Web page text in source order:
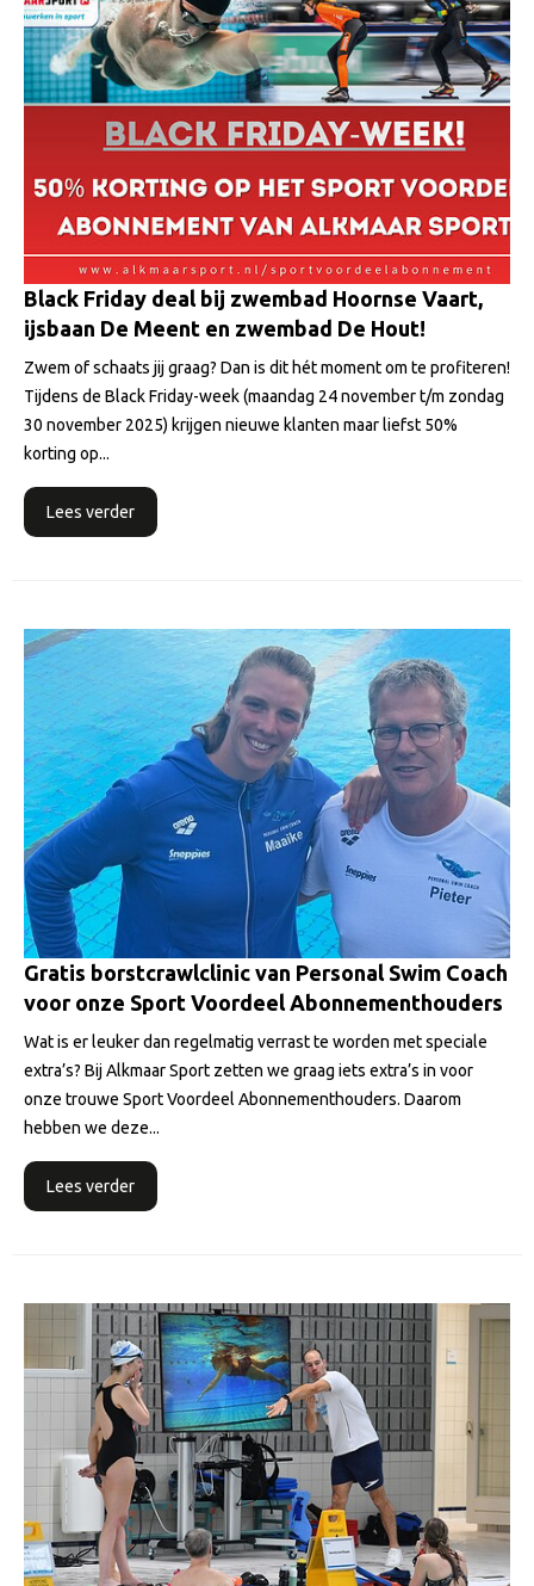
Black Friday deal bij zwembad Hoornse Vaart,
ijsbaan De Meent en zwembad De Hout!
Zwem of schaats jij graag? Dan is dit hét moment om te profiteren!
Tijdens de Black Friday-week (maandag 24 november t/m zondag
30 november 2025) krijgen nieuwe klanten maar liefst 50%
korting op...
Lees verder
Gratis borstcrawlclinic van Personal Swim Coach
voor onze Sport Voordeel Abonnementhouders
Wat is er leuker dan regelmatig verrast te worden met speciale
extra’s? Bij Alkmaar Sport zetten we graag iets extra’s in voor
onze trouwe Sport Voordeel Abonnementhouders. Daarom
hebben we deze...
Lees verder